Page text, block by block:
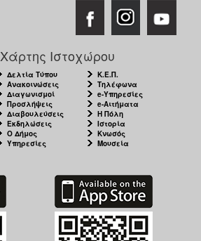
Χάρτης Ιστοχώρου
Δελτία Τύπου
Ανακοινώσεις
Διαγωνισμοί
Προσλήψεις
Διαβουλεύσεις
Εκδηλώσεις
Ο Δήμος
Υπηρεσίες
Κ.Ε.Π.
Τηλέφωνα
e-Υπηρεσίες
e-Αιτήματα
Η Πόλη
Ιστορία
Κνωσός
Μουσεία